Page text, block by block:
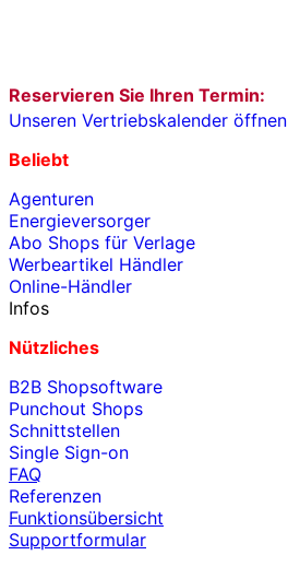
Reservieren Sie Ihren Termin:
Unseren Vertriebskalender öffnen
Beliebt
Agenturen
Energieversorger
Abo Shops für Verlage
Werbeartikel Händler
Online-Händler
Infos
Nützliches
B2B Shopsoftware
Punchout Shops
Schnittstellen
Single Sign-on
FAQ
Referenzen
Funktionsübersicht
Supportformular